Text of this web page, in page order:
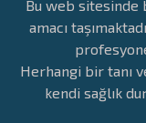
Bu web sitesinde
amacı
Herhangi bir tanı
kendi sağlık